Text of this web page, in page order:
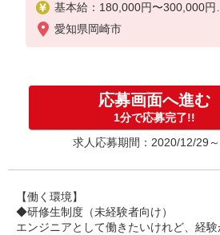
基本給：180,000円〜300,000円
※ 経験・能力を考慮のうえ決定
愛知県岡崎市
応募画面へ進む
1分で応募完了!!
求人応募期間：2020/12/29
【働く環境】
◆研修生制度（未経験者向け）
エンジニアとして働きたいけれど、経